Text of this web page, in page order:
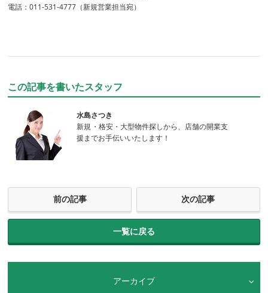
電話：011-531-4777（新規営業担当宛）
この記事を書いたスタッフ
水島さつき
新規・格安・大型物件探しから、店舗の開業支
援までお手伝いいたします！
前の記事 次の記事
一覧に戻る
アーカイブ